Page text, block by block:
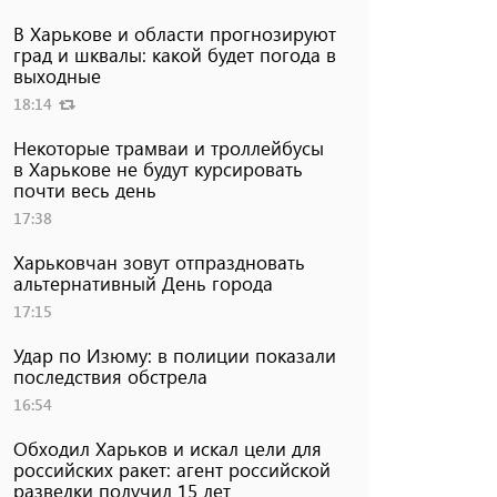
В Харькове и области прогнозируют
град и шквалы: какой будет погода в
выходные
18:14
Некоторые трамваи и троллейбусы
в Харькове не будут курсировать
почти весь день
17:38
Харьковчан зовут отпраздновать
альтернативный День города
17:15
Удар по Изюму: в полиции показали
последствия обстрела
16:54
Обходил Харьков и искал цели для
российских ракет: агент российской
разведки получил 15 лет